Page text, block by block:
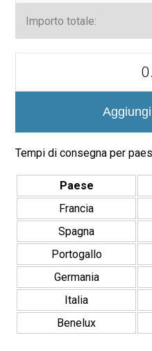
Importo totale:
Tempi di consegna per
Paese
Francia
Spagna
Portogallo
Germania
Italia
Benelux